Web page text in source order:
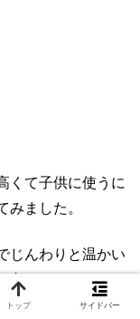
くて子供に使うに
ました。
じんわりと温かい
良かったです。
トップ サイドバー